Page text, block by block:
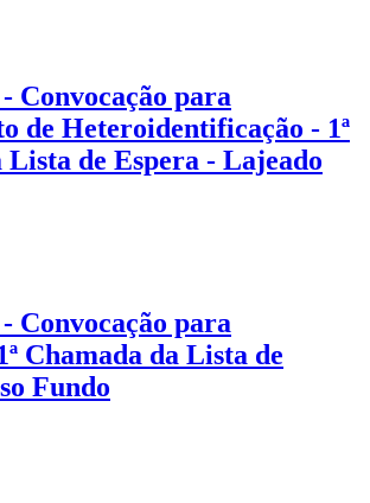
Convocação para
de Heteroidentificação - 1ª
Lista de Espera - Lajeado
Convocação para
Chamada da Lista de
Fundo